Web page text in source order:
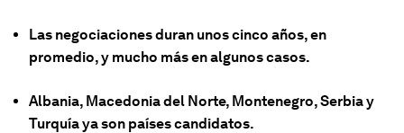
Las negociaciones duran unos cinco años, en
promedio, y mucho más en algunos casos.
Albania, Macedonia del Norte, Montenegro, Serbia y
Turquía ya son países candidatos.